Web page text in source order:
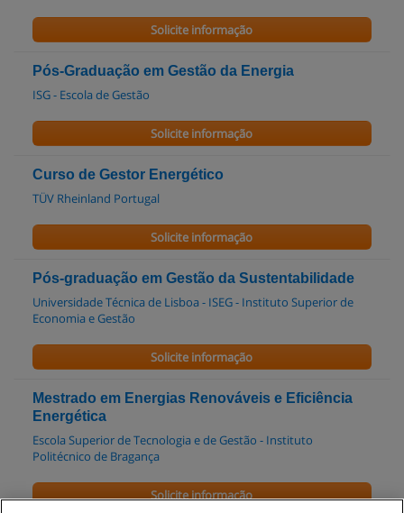
Solicite informação
Pós-Graduação em Gestão da Energia
ISG - Escola de Gestão
Solicite informação
Curso de Gestor Energético
TÜV Rheinland Portugal
Solicite informação
Pós-graduação em Gestão da Sustentabilidade
Universidade Técnica de Lisboa - ISEG - Instituto Superior de
Economia e Gestão
Solicite informação
Mestrado em Energias Renováveis e Eficiência
Energética
Escola Superior de Tecnologia e de Gestão - Instituto
Politécnico de Bragança
Solicite informação